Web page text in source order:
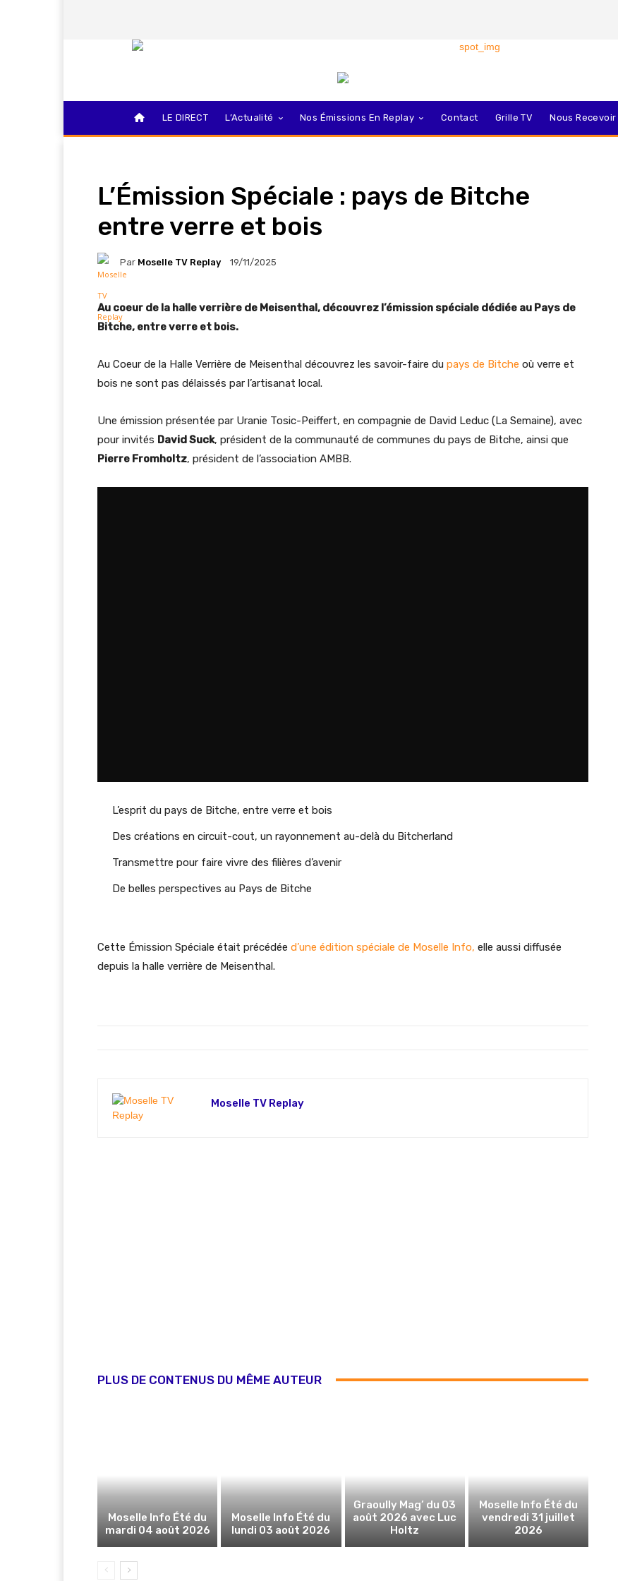
LE DIRECT L’Actualité Nos Émissions En Replay Contact Grille TV Nous Recevoir
L’Émission Spéciale : pays de Bitche
entre verre et bois
Par Moselle TV Replay 19/11/2025
Au coeur de la halle verrière de Meisenthal, découvrez l’émission spéciale dédiée au Pays de
Bitche, entre verre et bois.
Au Coeur de la Halle Verrière de Meisenthal découvrez les savoir-faire du pays de Bitche où verre et
bois ne sont pas délaissés par l’artisanat local.
Une émission présentée par Uranie Tosic-Peiffert, en compagnie de David Leduc (La Semaine), avec
pour invités David Suck, président de la communauté de communes du pays de Bitche, ainsi que
Pierre Fromholtz, président de l’association AMBB.
L’esprit du pays de Bitche, entre verre et bois
Des créations en circuit-cout, un rayonnement au-delà du Bitcherland
Transmettre pour faire vivre des filières d’avenir
De belles perspectives au Pays de Bitche
Cette Émission Spéciale était précédée d’une édition spéciale de Moselle Info, elle aussi diffusée
depuis la halle verrière de Meisenthal.
Moselle TV Replay
PLUS DE CONTENUS DU MÊME AUTEUR
Moselle Info Été du
mardi 04 août 2026
Moselle Info Été du
lundi 03 août 2026
Graoully Mag’ du 03
août 2026 avec Luc
Holtz
Moselle Info Été du
vendredi 31 juillet
2026